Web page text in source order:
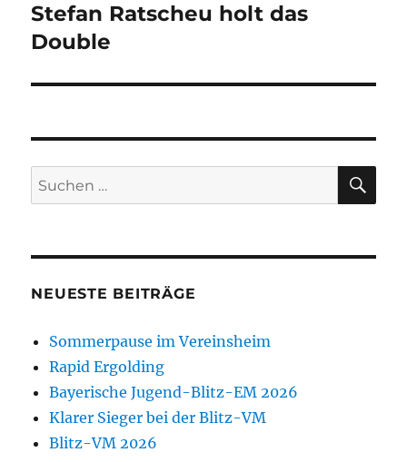
Nächster
Beitrag:
Stefan Ratscheu holt das
Double
Suchen
nach:
NEUESTE BEITRÄGE
Sommerpause im Vereinsheim
Rapid Ergolding
Bayerische Jugend-Blitz-EM 2026
Klarer Sieger bei der Blitz-VM
Blitz-VM 2026